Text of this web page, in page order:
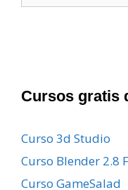
Cursos gratis
Curso 3d Studio
Curso Blender 2.8
Curso GameSalad